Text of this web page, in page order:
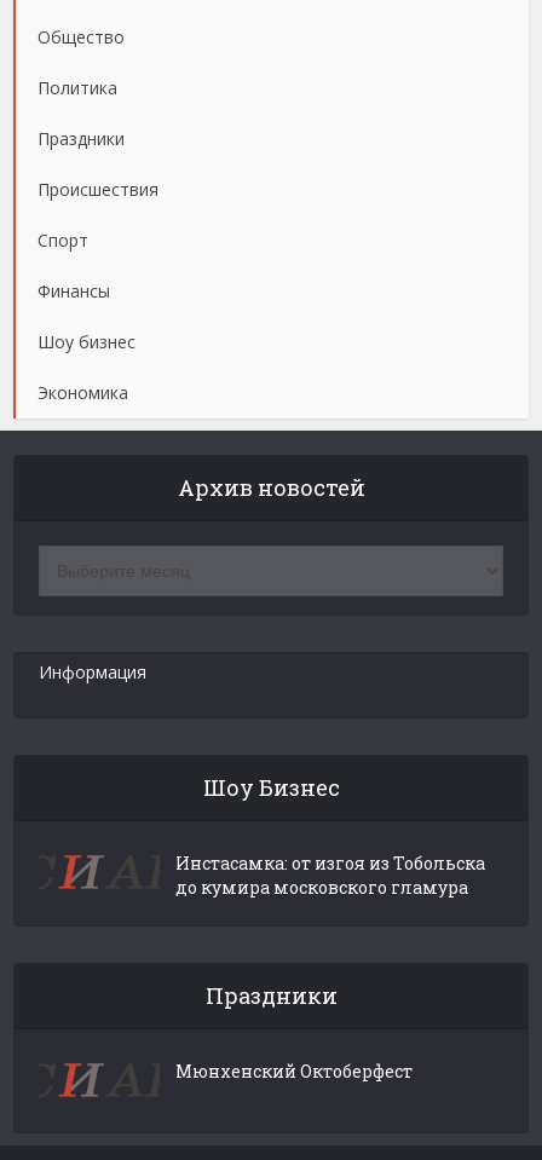
Общество
Политика
Праздники
Происшествия
Спорт
Финансы
Шоу бизнес
Экономика
Архив новостей
новостей
Информация
Шоу Бизнес
Инстасамка: от изгоя из Тобольска
до кумира московского гламура
Праздники
Мюнхенский Октоберфест